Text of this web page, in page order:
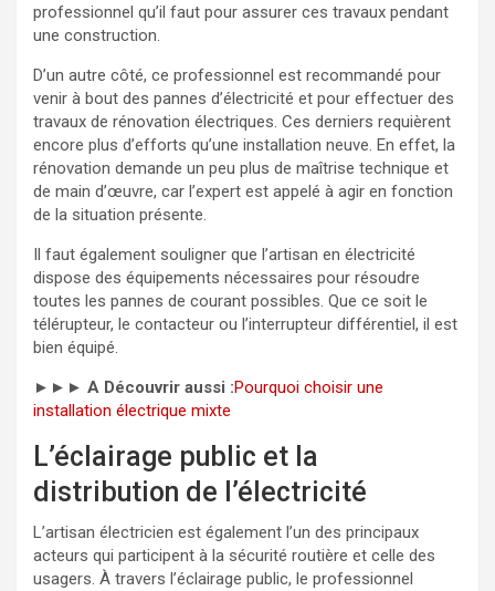
professionnel qu’il faut pour assurer ces travaux pendant
une construction.
D’un autre côté, ce professionnel est recommandé pour
venir à bout des pannes d’électricité et pour effectuer des
travaux de rénovation électriques. Ces derniers requièrent
encore plus d’efforts qu’une installation neuve. En effet, la
rénovation demande un peu plus de maîtrise technique et
de main d’œuvre, car l’expert est appelé à agir en fonction
de la situation présente.
Il faut également souligner que l’artisan en électricité
dispose des équipements nécessaires pour résoudre
toutes les pannes de courant possibles. Que ce soit le
télérupteur, le contacteur ou l’interrupteur différentiel, il est
bien équipé.
►►► A Découvrir aussi :Pourquoi choisir une
installation électrique mixte
L’éclairage public et la
distribution de l’électricité
L’artisan électricien est également l’un des principaux
acteurs qui participent à la sécurité routière et celle des
usagers. À travers l’éclairage public, le professionnel